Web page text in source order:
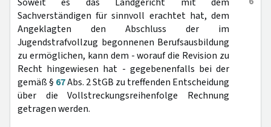
Sachverständigen für sinnvoll erachtet hat, dem
Angeklagten den Abschluss der im
Jugendstrafvollzug begonnenen Berufsausbildung
zu ermöglichen, kann dem - worauf die Revision zu
Recht hingewiesen hat - gegebenenfalls bei der
gemäß § 67Abs. 2 StGB zu treffenden Entscheidung
über die Vollstreckungsreihenfolge Rechnung
getragen werden.